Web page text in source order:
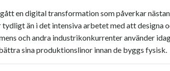
en digital transformation som påverkar nästan
än i det intensiva arbetet med att designa
och andra industrikonkurrenter använder
sina produktionslinor innan de byggs fysisk.